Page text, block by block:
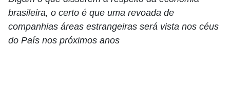
brasileira, o certo é que uma revoada de
companhias áreas estrangeiras será vista nos céus
do País nos próximos anos